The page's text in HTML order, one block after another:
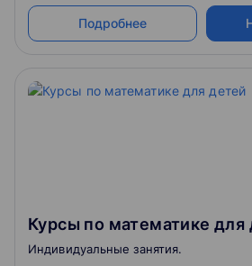
Подробнее
Курсы по математике для
Индивидуальные занятия.